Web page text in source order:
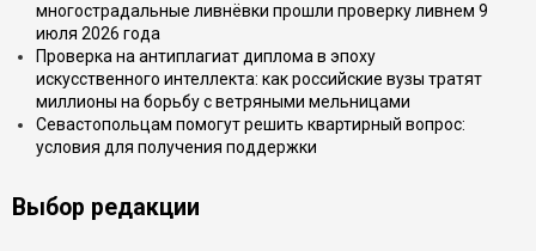
многострадальные ливнёвки прошли проверку ливнем 9
июля 2026 года
Проверка на антиплагиат диплома в эпоху
искусственного интеллекта: как российские вузы тратят
миллионы на борьбу с ветряными мельницами
Севастопольцам помогут решить квартирный вопрос:
условия для получения поддержки
Выбор редакции